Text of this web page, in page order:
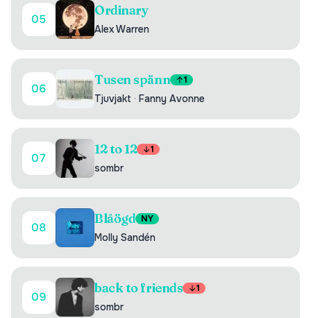
05
Ordinary
Alex Warren
06
Tusen spänn 1
Tjuvjakt · Fanny Avonne
07
12 to 12 1
sombr
08
Blåögd NY
Molly Sandén
09
back to friends 1
sombr